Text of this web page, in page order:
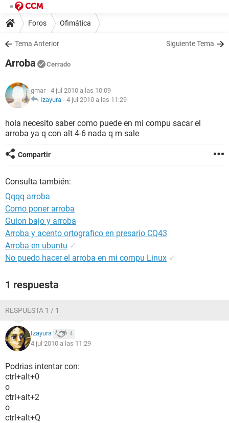
Foros Ofimática
Tema Anterior Siguiente Tema
Arroba Cerrado
gmar - 4 jul 2010 a las 10:09
Izayura - 4 jul 2010 a las 11:29
hola necesito saber como puede en mi compu sacar el
arroba ya q con alt 4-6 nada q m sale
Compartir
Consulta también:
Qqqq arroba
Como poner arroba
Guion bajo y arroba
Arroba y acento ortografico en presario CQ43
Arroba en ubuntu ✓
No puedo hacer el arroba en mi compu Linux ✓
1 respuesta
RESPUESTA 1 / 1
Izayura 4
4 jul 2010 a las 11:29
Podrias intentar con:
ctrl+alt+0
o
ctrl+alt+2
o
ctrl+alt+Q